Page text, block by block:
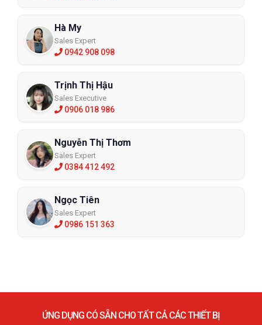
Hà My
Sales Expert
0942 908 098
Trịnh Thị Hậu
Sales Executive
0906 018 986
Nguyễn Thị Thơm
Sales Expert
0384 412 492
Ngọc Tiên
Sales Expert
0986 151 363
ỨNG DỤNG CÓ SẴN CHO TẤT CẢ CÁC THIẾT BỊ